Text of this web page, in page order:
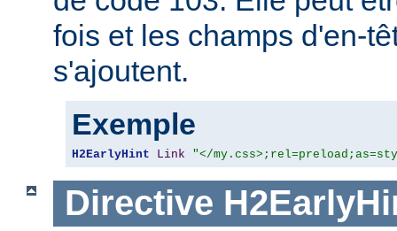
fois et les champs d'en-
s'ajoutent.
Exemple
H2EarlyHint Link "</
Directive